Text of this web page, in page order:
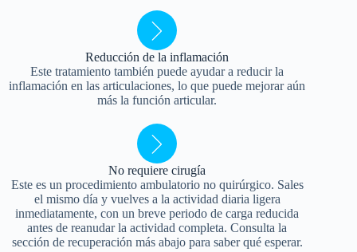
Reducción de la inflamación
Este tratamiento también puede ayudar a reducir la
inflamación en las articulaciones, lo que puede mejorar aún
más la función articular.
No requiere cirugía
Este es un procedimiento ambulatorio no quirúrgico. Sales
el mismo día y vuelves a la actividad diaria ligera
inmediatamente, con un breve periodo de carga reducida
antes de reanudar la actividad completa. Consulta la
sección de recuperación más abajo para saber qué esperar.